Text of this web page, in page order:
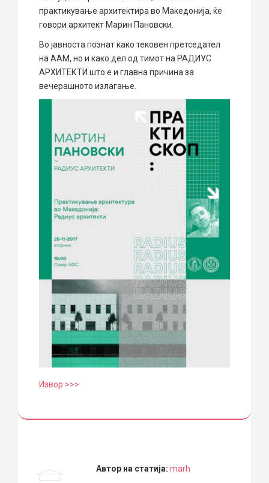
практикување архитектира во Македонија, ќе
говори архитект Марин Пановски.
Во јавноста познат како тековен претседател
на ААМ, но и како дел од тимот на РАДИУС
АРХИТЕКТИ што е и главна причина за
вечерашното излагање.
Извор >>>
Автор на статија: marh